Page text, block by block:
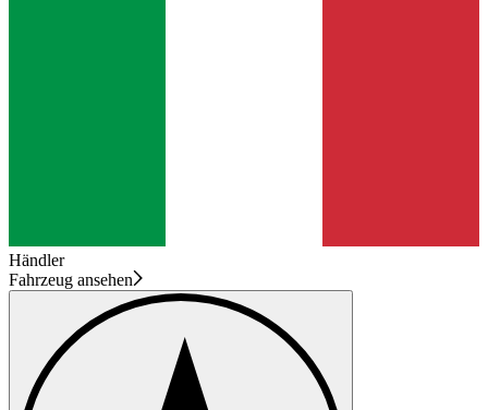
Händler
Fahrzeug ansehen